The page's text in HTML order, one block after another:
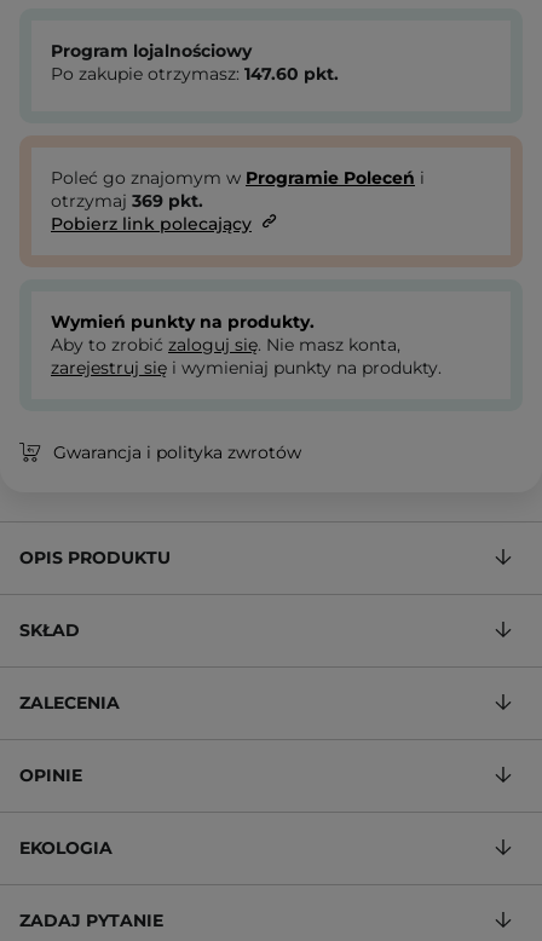
Program lojalnościowy
Po zakupie otrzymasz: 147.60 pkt.
Poleć go znajomym w Programie Poleceń i
otrzymaj 369 pkt.
Pobierz link polecający
Wymień punkty na produkty.
Aby to zrobić zaloguj się. Nie masz konta,
zarejestruj się i wymieniaj punkty na produkty.
Gwarancja i polityka zwrotów
OPIS PRODUKTU
SKŁAD
ZALECENIA
OPINIE
EKOLOGIA
ZADAJ PYTANIE